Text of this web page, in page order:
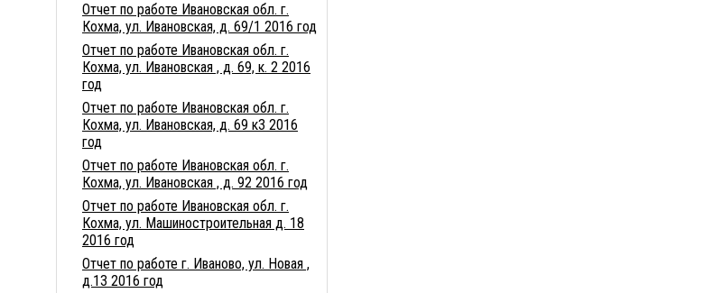
Отчет по работе Ивановская обл. г.
Кохма, ул. Ивановская, д. 69/1 2016 год
Отчет по работе Ивановская обл. г.
Кохма, ул. Ивановская , д. 69, к. 2 2016
год
Отчет по работе Ивановская обл. г.
Кохма, ул. Ивановская, д. 69 к3 2016
год
Отчет по работе Ивановская обл. г.
Кохма, ул. Ивановская , д. 92 2016 год
Отчет по работе Ивановская обл. г.
Кохма, ул. Машиностроительная д. 18
2016 год
Отчет по работе г. Иваново, ул. Новая ,
д.13 2016 год